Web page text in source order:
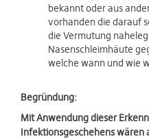
bekannt oder aus
vorhanden die darauf
die Vermutung
Nasenschleimhäute
welche wann und wie
Begründung:
Mit Anwendung dieser
Infektionsgeschehens wären